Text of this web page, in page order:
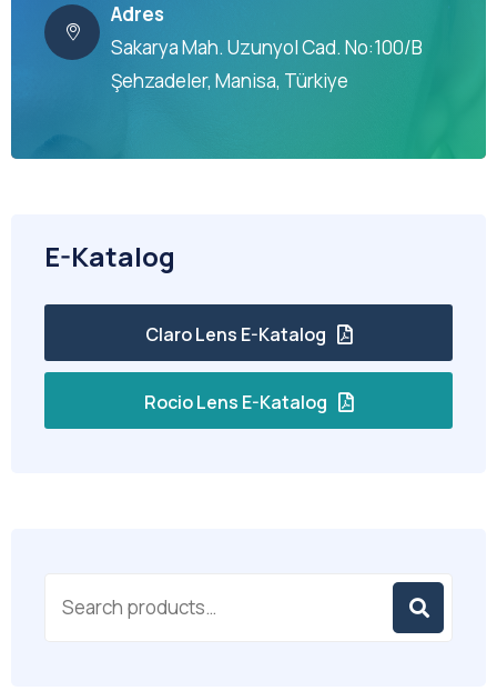
Adres
Sakarya Mah. Uzunyol Cad. No:100/B
Şehzadeler, Manisa, Türkiye
E-Katalog
Claro Lens E-Katalog
Rocio Lens E-Katalog